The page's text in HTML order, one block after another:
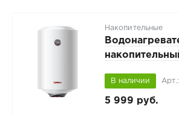
Накопительные
5 999 руб.
В наличии